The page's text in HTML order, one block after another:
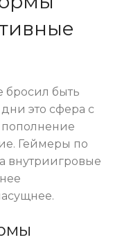
быть
это сфера с
пополнение
Геймеры по
внутриигровые